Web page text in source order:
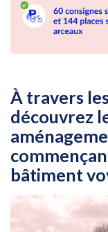
À travers
découvrez
bâtiment